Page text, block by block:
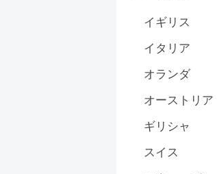
イギリス
イタリア
オランダ
オーストリア
ギリシャ
スイス